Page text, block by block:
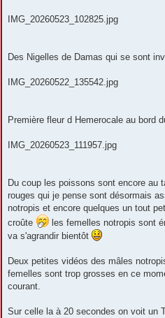
IMG_20260523_102825.jpg
Des Nigelles de Damas qui se sont
IMG_20260522_135542.jpg
Première fleur d Hemerocale au bord
IMG_20260523_111957.jpg
Du coup les poissons sont encore au
rouges qui je pense sont désormais
notropis et encore quelques un tout
croûte
les femelles notropis sont
va s'agrandir bientôt
Deux petites vidéos des mâles
femelles sont trop grosses en ce
courant.
Sur celle la à 20 secondes on voit un